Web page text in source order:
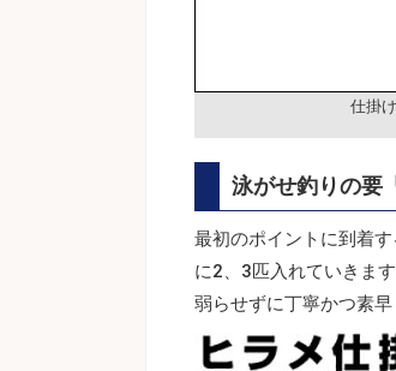
仕掛
泳がせ釣りの要
最初のポイントに到着
に2、3匹入れていきま
弱らせずに丁寧かつ素